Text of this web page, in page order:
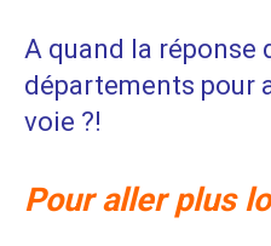
A quand la réponse
départements pour
voie ?!
Pour aller plus